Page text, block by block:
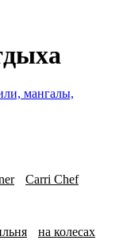
мангалы,
Carri Chef
на колесах